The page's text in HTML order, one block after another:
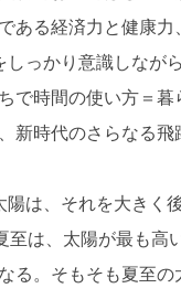
ある経済力と健康力
しっかり意識しなが
で時間の使い方＝暮
新時代のさらなる飛
陽は、それを大きく
至は、太陽が最も高
る。そもそも夏至の